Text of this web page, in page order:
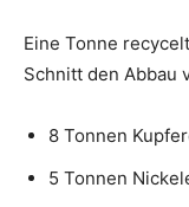
Eine Tonne
Schnitt den Abbau
8 Tonnen
5 Tonnen